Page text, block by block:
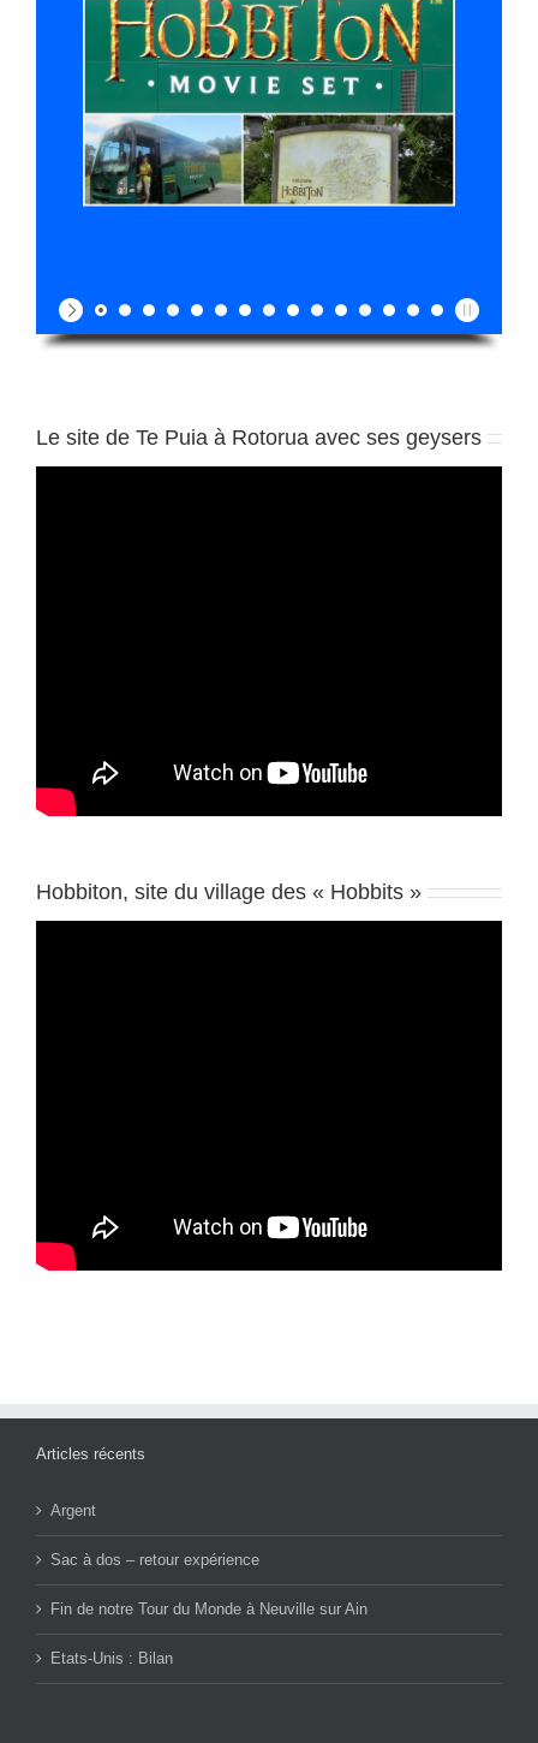
Le site de Te Puia à Rotorua avec ses geysers
Hobbiton, site du village des « Hobbits »
Articles récents
Argent
Sac à dos – retour expérience
Fin de notre Tour du Monde à Neuville sur Ain
Etats-Unis : Bilan